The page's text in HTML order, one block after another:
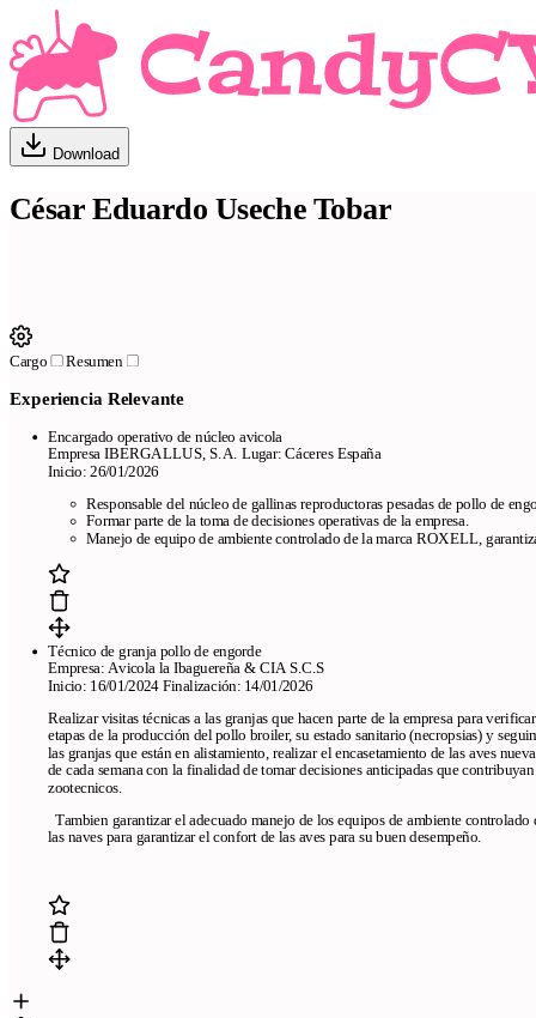
Download
César Eduardo Useche Tobar
Cargo Resumen
Experiencia Relevante
Encargado operativo de núcleo avicola
Empresa IBERGALLUS, S.A. Lugar: Cáceres España
Inicio: 26/01/2026
Responsable del núcleo de gallinas reproductoras pesadas de pollo de
Formar parte de la toma de decisiones operativas de la empresa.
Manejo de equipo de ambiente controlado de la marca ROXELL,
Técnico de granja pollo de engorde
Empresa: Avicola la Ibaguereña & CIA S.C.S
Inicio: 16/01/2024 Finalización: 14/01/2026
Realizar visitas técnicas a las granjas que hacen parte de la empresa para
etapas de la producción del pollo broiler, su estado sanitario (necropsias) y
las granjas que están en alistamiento, realizar el encasetamiento de las aves
de cada semana con la finalidad de tomar decisiones anticipadas que
zootecnicos.
Tambien garantizar el adecuado manejo de los equipos de ambiente
las naves para garantizar el confort de las aves para su buen desempeño.